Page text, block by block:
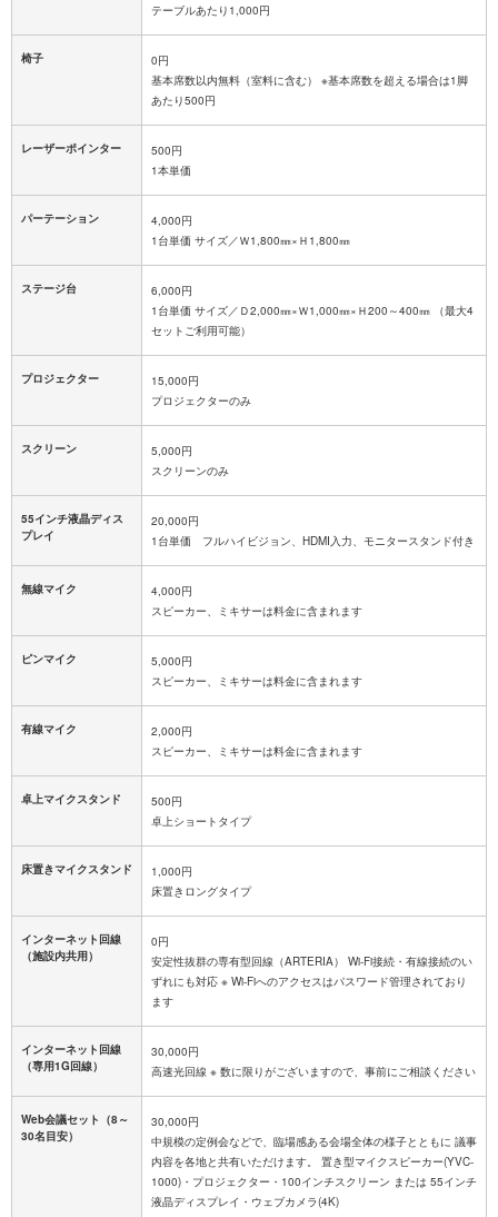
テーブルあたり1,000円
椅子
0円
基本席数以内無料（室料に含む） ※基本席数を超える場合は1脚
あたり500円
レーザーポインター
500円
1本単価
パーテーション
4,000円
1台単価 サイズ／Ｗ1,800㎜×Ｈ1,800㎜
ステージ台
6,000円
1台単価 サイズ／Ｄ2,000㎜×Ｗ1,000㎜×Ｈ200～400㎜ （最大4
セットご利用可能）
プロジェクター
15,000円
プロジェクターのみ
スクリーン
5,000円
スクリーンのみ
55インチ液晶ディス
プレイ
20,000円
1台単価 フルハイビジョン、HDMI入力、モニタースタンド付き
無線マイク
4,000円
スピーカー、ミキサーは料金に含まれます
ピンマイク
5,000円
スピーカー、ミキサーは料金に含まれます
有線マイク
2,000円
スピーカー、ミキサーは料金に含まれます
卓上マイクスタンド
500円
卓上ショートタイプ
床置きマイクスタンド
1,000円
床置きロングタイプ
インターネット回線
（施設内共用）
0円
安定性抜群の専有型回線（ARTERIA） Wi-Fi接続・有線接続のい
ずれにも対応 ※ Wi-Fiへのアクセスはパスワード管理されており
ます
インターネット回線
（専用1G回線）
30,000円
高速光回線 ※ 数に限りがございますので、事前にご相談ください
Web会議セット（8～
30名目安）
30,000円
中規模の定例会などで、臨場感ある会場全体の様子とともに 議事
内容を各地と共有いただけます。 置き型マイクスピーカー(YVC-
1000)・プロジェクター・100インチスクリーン または 55インチ
液晶ディスプレイ・ウェブカメラ(4K)